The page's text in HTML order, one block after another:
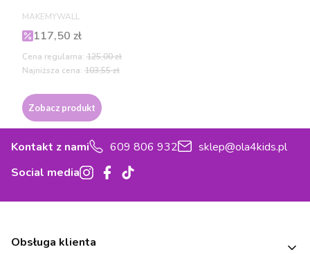
PRODUCENT
MAKEMYWALL
Cena promocyjna
117,50 zł
Cena regularna: 125,00 zł
Najniższa cena: 103,55 zł
Zobacz produkt
Kontakt z nami 609 806 932
sklep@ola4kids.pl
Social media
Linki w stopce
Obsługa klienta